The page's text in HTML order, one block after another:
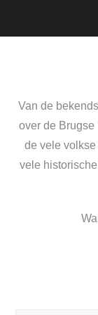
Van de
over de Brugse
de vele
vele